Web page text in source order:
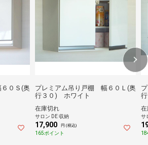
０Ｓ(奥
プレミアム吊り戸棚 幅６０Ｌ(奥
行３０) ホワイト
在庫切れ
サロン DE 収納
17,900 円 (税込)
165ポイント
サ